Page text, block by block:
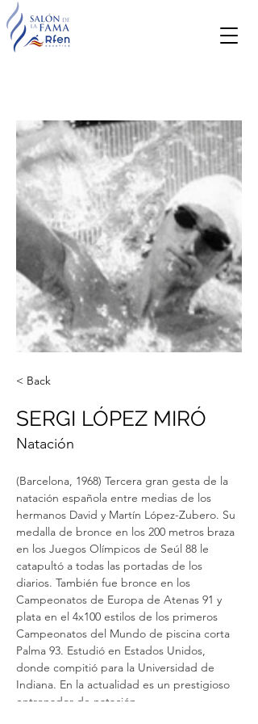
< Back
SERGI LÓPEZ MIRÓ
Natación
(Barcelona, 1968) Tercera gran gesta de la
natación española entre medias de los
hermanos David y Martín López-Zubero. Su
medalla de bronce en los 200 metros braza
en los Juegos Olímpicos de Seúl 88 le
catapultó a todas las portadas de los
diarios. También fue bronce en los
Campeonatos de Europa de Atenas 91 y
plata en el 4x100 estilos de los primeros
Campeonatos del Mundo de piscina corta
Palma 93. Estudió en Estados Unidos,
donde compitió para la Universidad de
Indiana. En la actualidad es un prestigioso
entrenador de natación.